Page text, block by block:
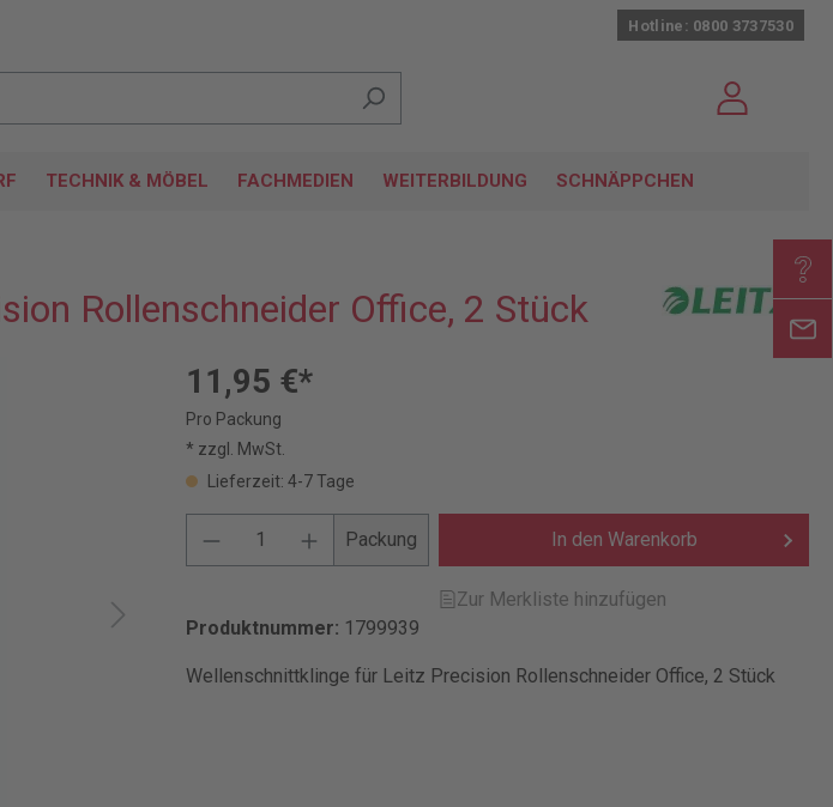
Hotline: 0800 3737530
TECHNIK & MÖBEL FACHMEDIEN WEITERBILDUNG SCHNÄPPCHEN
Rollenschneider Office, 2 Stück
11,95 €*
Pro Packung
* zzgl. MwSt.
Lieferzeit: 4-7 Tage
Packung In den Warenkorb
Zur Merkliste hinzufügen
Produktnummer: 1799939
Wellenschnittklinge für Leitz Precision Rollenschneider Office, 2 Stück